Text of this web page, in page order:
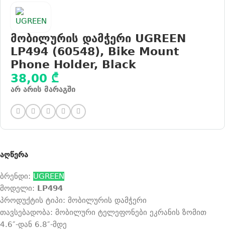
მობილურის დამჭერი UGREEN
LP494 (60548), Bike Mount
Phone Holder, Black
38,00 ₾
არ არის მარაგში
აღწერა
ბრენდი: UGREEN
მოდელი: LP494
პროდუქტის ტიპი: მობილურის დამჭერი
თავსებადობა: მობილური ტელეფონები ეკრანის ზომით
4.6″-დან 6.8″-მდე